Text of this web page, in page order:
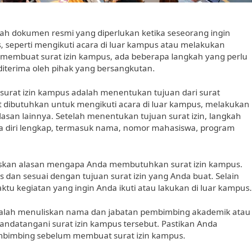
dokumen resmi yang diperlukan ketika seseorang ingin
seperti mengikuti acara di luar kampus atau melakukan
surat izin kampus, ada beberapa langkah yang perlu
oleh pihak yang bersangkutan.
izin kampus adalah menentukan tujuan dari surat
untuk mengikuti acara di luar kampus, melakukan
lainnya. Setelah menentukan tujuan surat izin, langkah
diri lengkap, termasuk nama, nomor mahasiswa, program
alasan mengapa Anda membutuhkan surat izin kampus.
dan sesuai dengan tujuan surat izin yang Anda buat. Selain
kegiatan yang ingin Anda ikuti atau lakukan di luar kampus.
menuliskan nama dan jabatan pembimbing akademik atau
surat izin kampus tersebut. Pastikan Anda
sebelum membuat surat izin kampus.